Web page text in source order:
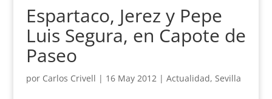
Espartaco, Jerez y Pepe
Luis Segura, en Capote de
Paseo
por Carlos Crivell | 16 May 2012| Actualidad, Sevilla